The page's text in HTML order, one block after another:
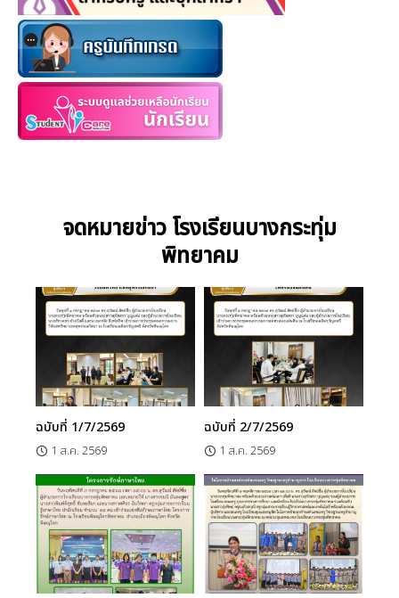
จดหมายข่าว โรงเรียนบางกระทุ่ม
พิทยาคม
ฉบับที่ 1/7/2569
1 ส.ค. 2569
ฉบับที่ 2/7/2569
1 ส.ค. 2569